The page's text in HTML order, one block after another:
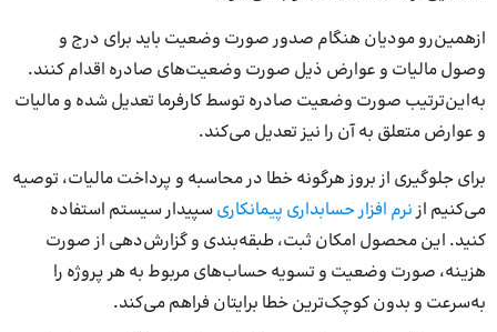
ازهمین‌رو مودیان هنگام صدور صورت وضعیت باید برای درج و
وصول مالیات و عوارض ذیل صورت وضعیت‌های صادره اقدام کنند.
به‌این‌ترتیب صورت وضعیت صادره توسط کارفرما تعدیل شده و مالیات
و عوارض متعلق به آن را نیز تعدیل می‌کند.
برای جلوگیری از بروز هرگونه خطا در محاسبه و پرداخت مالیات، توصیه
می‌کنیم ازنرم افزار حسابداری پیمانکاریسپیدار سیستم استفاده
کنید. این محصول امکان ثبت، طبقه‌بندی و گزارش‌دهی از صورت
هزینه، صورت وضعیت و تسویه حساب‌های مربوط به هر پروژه را
به‌سرعت و بدون کوچک‌ترین خطا برایتان فراهم می‌کند.